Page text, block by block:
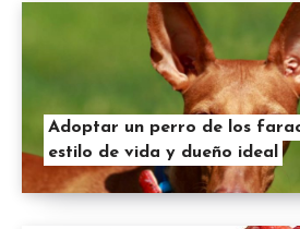
Adoptar un perro de los
estilo de vida y dueño ideal